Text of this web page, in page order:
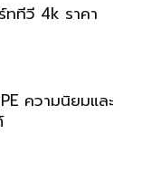
ททีวี 4k ราคา
ความนิยมและ